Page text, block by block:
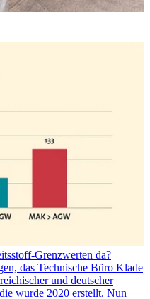
Grenzwerten da?
das Technische Büro Klade
und deutscher
wurde 2020 erstellt. Nun